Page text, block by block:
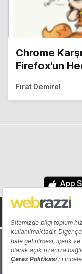
Chrome
Firefox'un
Fırat Demirel
Hakkında